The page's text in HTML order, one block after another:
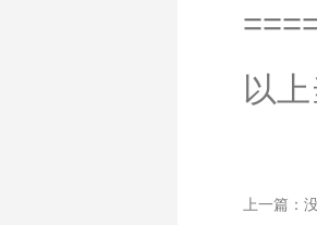
以
上一篇：